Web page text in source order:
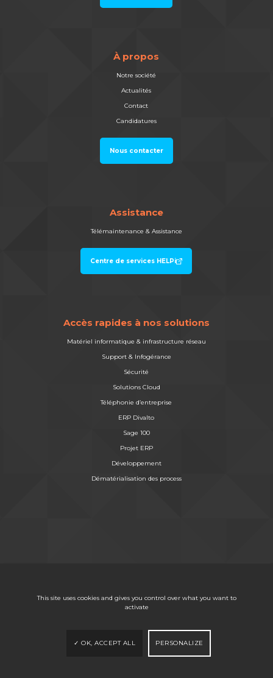
À propos
Notre société
Actualités
Contact
Candidatures
Nous contacter
Assistance
Télémaintenance & Assistance
Centre de services HELPi
Accès rapides à nos solutions
Matériel informatique & infrastructure réseau
Support & Infogérance
Sécurité
Solutions Cloud
Téléphonie d’entreprise
ERP Divalto
Sage 100
Projet ERP
Développement
Dématérialisation des process
This site uses cookies and gives you control over what you want to
activate
OK, ACCEPT ALL PERSONALIZE